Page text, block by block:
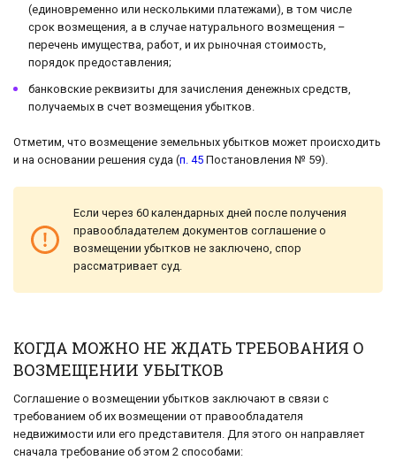
(единовременно или несколькими платежами), в том числе
срок возмещения, а в случае натурального возмещения –
перечень имущества, работ, и их рыночная стоимость,
порядок предоставления;
банковские реквизиты для зачисления денежных средств,
получаемых в счет возмещения убытков.
Отметим, что возмещение земельных убытков может происходить
и на основании решения суда (п. 45 Постановления № 59).
Если через 60 календарных дней после получения
правообладателем документов соглашение о
возмещении убытков не заключено, спор
рассматривает суд.
КОГДА МОЖНО НЕ ЖДАТЬ ТРЕБОВАНИЯ О
ВОЗМЕЩЕНИИ УБЫТКОВ
Соглашение о возмещении убытков заключают в связи с
требованием об их возмещении от правообладателя
недвижимости или его представителя. Для этого он направляет
сначала требование об этом 2 способами: